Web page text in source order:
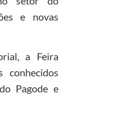
e novas
a Feira
Pagode e